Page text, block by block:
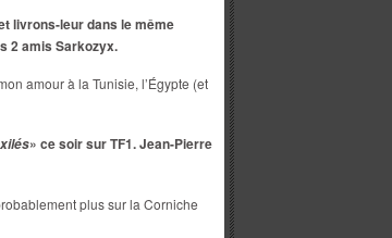
livrons-leur dans le même
2 amis Sarkozyx.
amour à la Tunisie, l’Égypte (et
» ce soir sur TF1. Jean-Pierre
plus sur la Corniche